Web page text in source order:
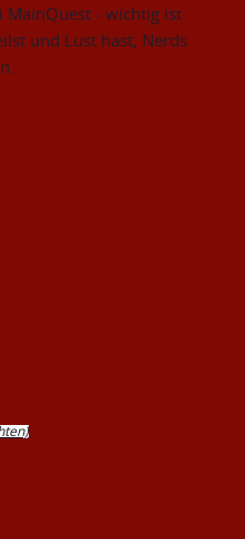
MainQuest - wichtig ist
und Lust hast, Nerds